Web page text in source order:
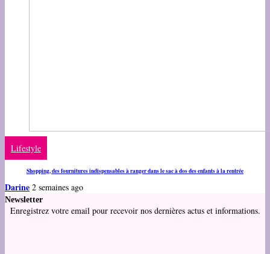
Lifestyle
Shopping, des fournitures indispensables à ranger dans le sac à dos des enfants à la rentrée
Darine 2 semaines ago
Newsletter
Enregistrez votre email pour recevoir nos dernières actus et informations.